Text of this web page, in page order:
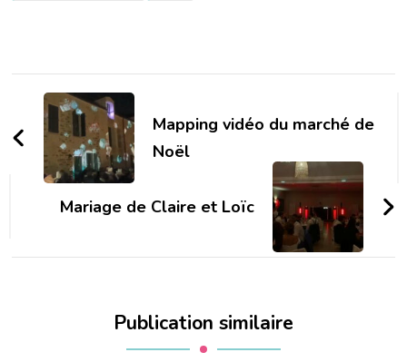
Navigation
d'article
Mapping vidéo du marché de
Noël
Mariage de Claire et Loïc
Publication similaire